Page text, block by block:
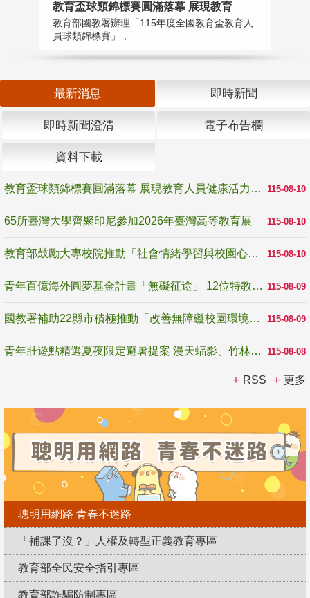
教育盃球類錦標賽圓滿落幕 展現教育
教育部國教署辦理「115年度全國教育盃教育人
員球類錦標賽」，...
最新消息 即時新聞
即時新聞澄清 電子布告欄
資料下載
115-08-10
教育盃球類錦標賽圓滿落幕 展現教育人員健康活力與團隊精神
115-08-10
65所臺灣大學齊聚印尼參加2026年臺灣高等教育展
115-08-10
教育部鼓勵大專校院推動「社會情緒學習與校園心理健康促進計畫」 培育校園「心」韌性
115-08-09
青年百億海外圓夢基金計畫「無礙征途」 12位特教與弱勢青年勇闖西班牙 跨越感官限制見證生命蛻變
115-08-09
國教署補助22縣市積極推動「改善無障礙校園環境計畫」 打造友善、安全、無礙學習空間
115-08-08
青年壯遊點精選夏夜限定避暑提案 漫天蝠影、竹林尋蛙、茶香夜觀 邀青年暮色出發
RSS 更多
聰明用網路 青春不迷路
「補課了沒？」人權及轉型正義教育專區
教育部全民安全指引專區
教育部詐騙防制專區